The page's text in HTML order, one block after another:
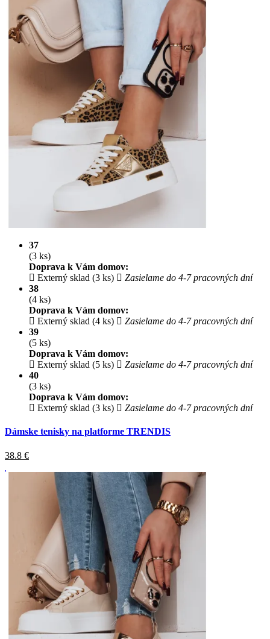
37
(3 ks)
Doprava k Vám domov:
Externý sklad (3 ks)
Zasielame do 4-7 pracovných dní
38
(4 ks)
Doprava k Vám domov:
Externý sklad (4 ks)
Zasielame do 4-7 pracovných dní
39
(5 ks)
Doprava k Vám domov:
Externý sklad (5 ks)
Zasielame do 4-7 pracovných dní
40
(3 ks)
Doprava k Vám domov:
Externý sklad (3 ks)
Zasielame do 4-7 pracovných dní
Dámske tenisky na platforme TRENDIS
38.8 €